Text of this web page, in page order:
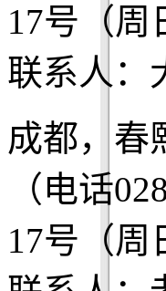
17号（周
联系人：
成都，春
（电话
17号（周